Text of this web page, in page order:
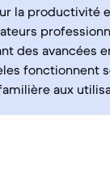
la productivité
des avancées
fonctionnent
aux